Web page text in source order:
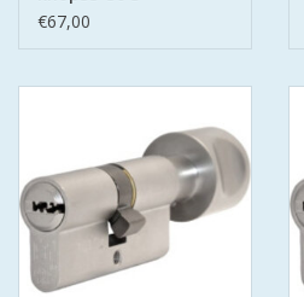
keersleutels -
€67,00